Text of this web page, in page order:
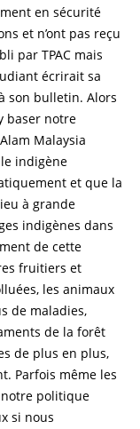
en sécurité
et n’ont pas reçu
par TPAC mais
écrirait sa
son bulletin. Alors
baser notre
Malaysia
indigène
et que la
à grande
indigènes dans
de cette
fruitiers et
les animaux
de maladies,
de la forêt
de plus en plus,
Parfois même les
politique
si nous